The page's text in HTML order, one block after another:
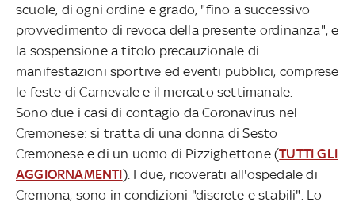
scuole, di ogni ordine e grado, "fino a successivo
provvedimento di revoca della presente ordinanza", e
la sospensione a titolo precauzionale di
manifestazioni sportive ed eventi pubblici, comprese
le feste di Carnevale e il mercato settimanale.
Sono due i casi di contagio da Coronavirus nel
Cremonese: si tratta di una donna di Sesto
Cremonese e di un uomo di Pizzighettone (TUTTI GLI
AGGIORNAMENTI). I due, ricoverati all'ospedale di
Cremona, sono in condizioni "discrete e stabili". Lo